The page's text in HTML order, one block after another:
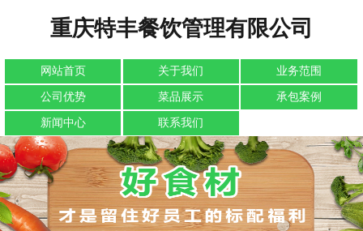
重庆特丰餐饮管理有限公司
网站首页 关于我们 业务范围
公司优势 菜品展示 承包案例
新闻中心 联系我们